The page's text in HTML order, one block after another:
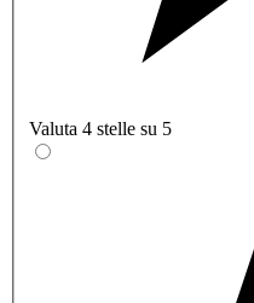
Valuta 4 stelle su 5